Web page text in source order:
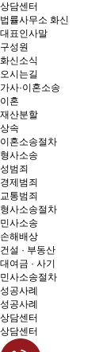
상담센터
법률사무소 화신
대표인사말
구성원
화신소식
오시는길
가사·이혼소송
이혼
재산분할
상속
이혼소송절차
형사소송
성범죄
경제범죄
교통범죄
형사소송절차
민사소송
손해배상
건설 · 부동산
대여금 · 사기
민사소송절차
성공사례
성공사례
상담센터
상담센터